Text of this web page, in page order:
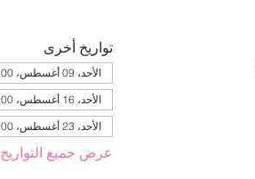
تواريخ أخرى
الأحد، 09 أغسطس، 1:00 م
الأحد، 16 أغسطس، 1:00 م
الأحد، 23 أغسطس، 1:00 م
عرض جميع التواريخ 15